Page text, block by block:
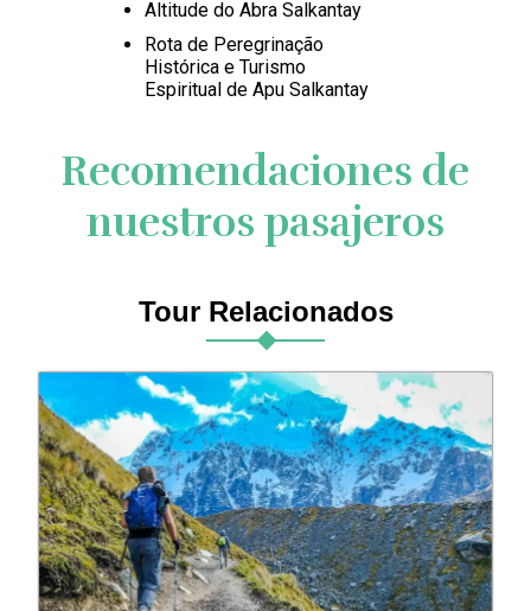
Altitude do Abra Salkantay
Rota de Peregrinação
Histórica e Turismo
Espiritual de Apu Salkantay
Recomendaciones de
nuestros pasajeros
Tour Relacionados